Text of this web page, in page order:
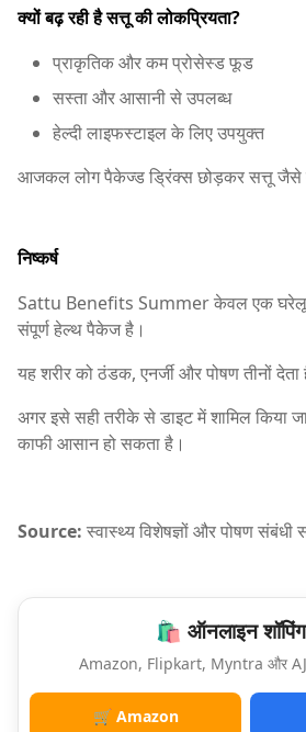
क्यों बढ़ रही है सत्तू की लोकप्रियता?
प्राकृतिक और कम प्रोसेस्ड फूड
सस्ता और आसानी से उपलब्ध
हेल्दी लाइफस्टाइल के लिए उपयुक्त
आजकल लोग पैकेज्ड ड्रिंक्स छोड़कर सत्तू जैसे
निष्कर्ष
Sattu Benefits Summer केवल एक घरेलू
संपूर्ण हेल्थ पैकेज है।
यह शरीर को ठंडक, एनर्जी और पोषण तीनों देता
अगर इसे सही तरीके से डाइट में शामिल किया
काफी आसान हो सकता है।
Source: स्वास्थ्य विशेषज्ञों और पोषण संबंधी
🛍️ ऑनलाइन
Amazon, Flipkart, Myntra और
🛒 Amazon